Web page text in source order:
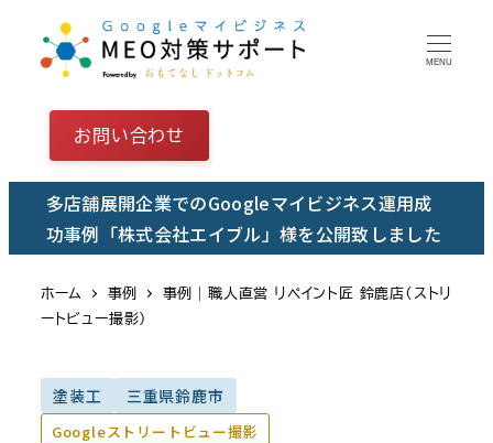
テ
MENU
お問い合わせ
多店舗展開企業でのGoogleマイビジネス運用成
功事例「株式会社エイブル」様を公開致しました
ホーム 事例
事例｜職人直営 リペイント匠 鈴鹿店（ストリ
ートビュー撮影）
塗装工 三重県鈴鹿市
Googleストリートビュー撮影